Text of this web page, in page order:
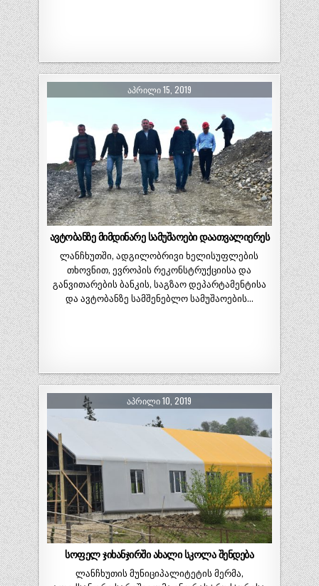
ᲐᲞᲠᲘᲚᲘ 15, 2019
ავტობანზე მიმდინარე სამუშაოები დაათვალიერეს
ლანჩხუთში, ადგილობრივი ხელისუფლების
თხოვნით, ევროპის რეკონსტრუქციისა და
განვითარების ბანკის, საგზაო დეპარტამენტისა
და ავტობანზე სამშენებლო სამუშაოების…
ᲐᲞᲠᲘᲚᲘ 10, 2019
სოფელ ჯიხანჯირში ახალი სკოლა შენდება
ლანჩხუთის მუნიციპალიტეტის მერმა,